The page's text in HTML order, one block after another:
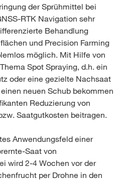
der Sprühmittel bei
RTK Navigation sehr
Behandlung
und Precision Farming
möglich. Mit Hilfe von
Spot Spraying, d.h. ein
oder eine gezielte Nachsaat
neuen Schub bekommen
Reduzierung von
Saatgutkosten beitragen.
Anwendungsfeld einer
Saat von
wird 2-4 Wochen vor der
per Drohne in den